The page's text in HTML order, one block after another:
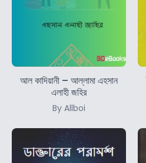
আল কাদিয়ানী – আল্লামা এহসান
এলাহী জহির
By Allboi